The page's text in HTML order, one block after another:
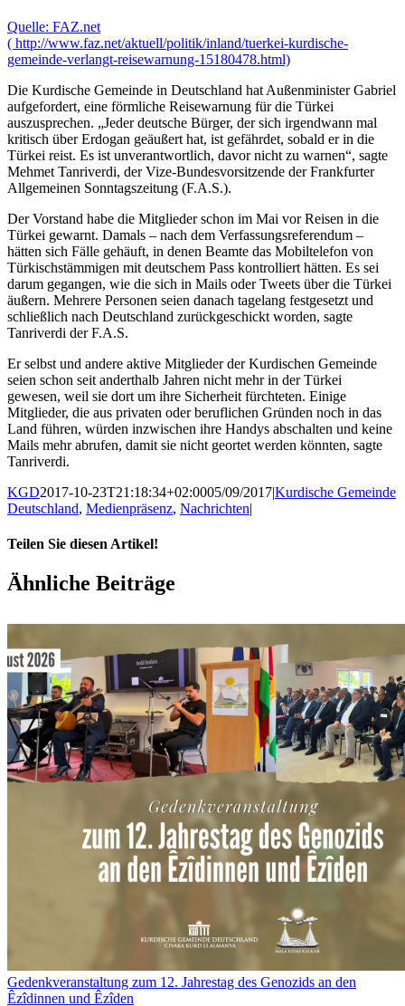
Quelle: FAZ.net
( http://www.faz.net/aktuell/politik/inland/tuerkei-kurdische-
gemeinde-verlangt-reisewarnung-15180478.html)
Die Kurdische Gemeinde in Deutschland hat Außenminister Gabriel
aufgefordert, eine förmliche Reisewarnung für die Türkei
auszusprechen. „Jeder deutsche Bürger, der sich irgendwann mal
kritisch über Erdogan geäußert hat, ist gefährdet, sobald er in die
Türkei reist. Es ist unverantwortlich, davor nicht zu warnen“, sagte
Mehmet Tanriverdi, der Vize-Bundesvorsitzende der Frankfurter
Allgemeinen Sonntagszeitung (F.A.S.).
Der Vorstand habe die Mitglieder schon im Mai vor Reisen in die
Türkei gewarnt. Damals – nach dem Verfassungsreferendum –
hätten sich Fälle gehäuft, in denen Beamte das Mobiltelefon von
Türkischstämmigen mit deutschem Pass kontrolliert hätten. Es sei
darum gegangen, wie die sich in Mails oder Tweets über die Türkei
äußern. Mehrere Personen seien danach tagelang festgesetzt und
schließlich nach Deutschland zurückgeschickt worden, sagte
Tanriverdi der F.A.S.
Er selbst und andere aktive Mitglieder der Kurdischen Gemeinde
seien schon seit anderthalb Jahren nicht mehr in der Türkei
gewesen, weil sie dort um ihre Sicherheit fürchteten. Einige
Mitglieder, die aus privaten oder beruflichen Gründen noch in das
Land führen, würden inzwischen ihre Handys abschalten und keine
Mails mehr abrufen, damit sie nicht geortet werden könnten, sagte
Tanriverdi.
KGD2017-10-23T21:18:34+02:0005/09/2017|Kurdische Gemeinde
Deutschland, Medienpräsenz, Nachrichten|
Teilen Sie diesen Artikel!
Facebook
X
WhatsApp
Pinterest
E-
Mail
Ähnliche Beiträge
Gedenkveranstaltung zum 12. Jahrestag des Genozids an den
Êzîdinnen und Êzîden